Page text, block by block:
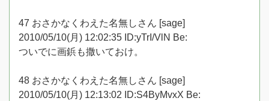
47 おさかなくわえた名無しさん [sage]
2010/05/10(月) 12:02:35 ID:yTrI/VlN Be:
ついでに画鋲も撒いておけ。
48 おさかなくわえた名無しさん [sage]
2010/05/10(月) 12:13:02 ID:S4ByMvxX Be: